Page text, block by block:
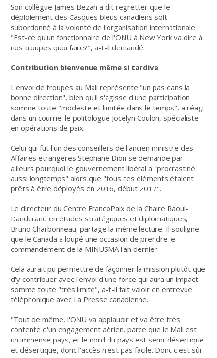
Son collègue James Bezan a dit regretter que le
déploiement des Casques bleus canadiens soit
subordonné à la volonté de l'organisation internationale.
"Est-ce qu'un fonctionnaire de l'ONU à New York va dire à
nos troupes quoi faire?", a-t-il demandé.
Contribution bienvenue même si tardive
L'envoi de troupes au Mali représente "un pas dans la
bonne direction", bien qu'il s'agisse d'une participation
somme toute "modeste et limitée dans le temps", a réagi
dans un courriel le politologue Jocelyn Coulon, spécialiste
en opérations de paix.
Celui qui fut l'un des conseillers de l'ancien ministre des
Affaires étrangères Stéphane Dion se demande par
ailleurs pourquoi le gouvernement libéral a "procrastiné
aussi longtemps" alors que "tous ces éléments étaient
prêts à être déployés en 2016, début 2017".
Le directeur du Centre FrancoPaix de la Chaire Raoul-
Dandurand en études stratégiques et diplomatiques,
Bruno Charbonneau, partage la même lecture. Il souligne
que le Canada a loupé une occasion de prendre le
commandement de la MINUSMA l'an dernier.
Cela aurait pu permettre de façonner la mission plutôt que
d'y contribuer avec l'envoi d'une force qui aura un impact
somme toute "très limité", a-t-il fait valoir en entrevue
téléphonique avec La Presse canadienne.
"Tout de même, l'ONU va applaudir et va être très
contente d'un engagement aérien, parce que le Mali est
un immense pays, et le nord du pays est semi-désertique
et désertique, donc l'accès n'est pas facile. Donc c'est sûr